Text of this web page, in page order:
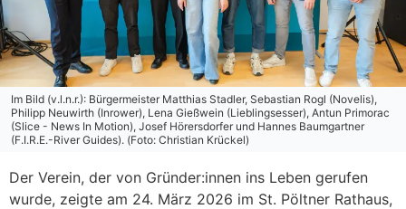
Im Bild (v.l.n.r.): Bürgermeister Matthias Stadler, Sebastian Rogl (Novelis),
Philipp Neuwirth (Inrower), Lena Gießwein (Lieblingsesser), Antun Primorac
(Slice - News In Motion), Josef Hörersdorfer und Hannes Baumgartner
(F.I.R.E.-River Guides). (Foto: Christian Krückel)
Der Verein, der von Gründer:innen ins Leben gerufen
wurde, zeigte am 24. März 2026 im St. Pöltner Rathaus,